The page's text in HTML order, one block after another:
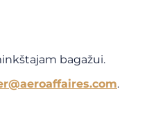
bagažui.
.